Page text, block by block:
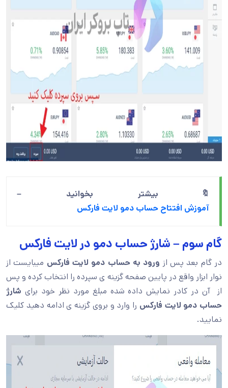
🔖بیشتر بخوانید –
آموزش افتتاح حساب دمو لایت فارکس
گام سوم – شارژ حساب دمو در لایت فارکس
در گام بعد پس از ورود به حساب دمو لایت فارکس میبایست از
نوار ابزار واقع در پایین صفحه گزینه ی سپرده را انتخاب کرده و پس
از آن در کادر نمایش داده شده مبلغ مورد نظر خود برای شارژ
حساب دمو لایت فارکس را وارد و بروی گزینه ی ادامه دهید کلیک
نمایید.